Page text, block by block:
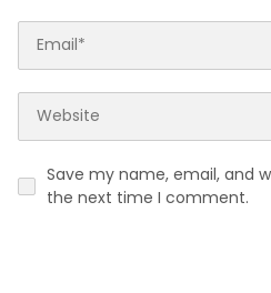
Save my name, email, and
the next time I comment.